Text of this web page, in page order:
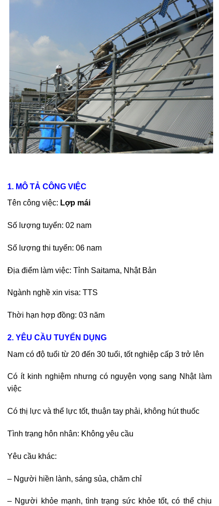
1. MÔ TẢ CÔNG VIỆC
Tên công việc: Lợp mái
Số lượng tuyển: 02 nam
Số lượng thi tuyển: 06 nam
Địa điểm làm việc: Tỉnh Saitama, Nhật Bản
Ngành nghề xin visa: TTS
Thời hạn hợp đồng: 03 năm
2. YÊU CẦU TUYỂN DỤNG
Nam có độ tuổi từ 20 đến 30 tuổi, tốt nghiệp cấp 3 trở lên
Có ít kinh nghiệm nhưng có nguyện vọng sang Nhật làm
việc
Có thị lực và thể lực tốt, thuận tay phải, không hút thuốc
Tình trạng hôn nhân: Không yêu cầu
Yêu cầu khác:
– Người hiền lành, sáng sủa, chăm chỉ
– Người khỏe mạnh, tình trạng sức khỏe tốt, có thể chịu